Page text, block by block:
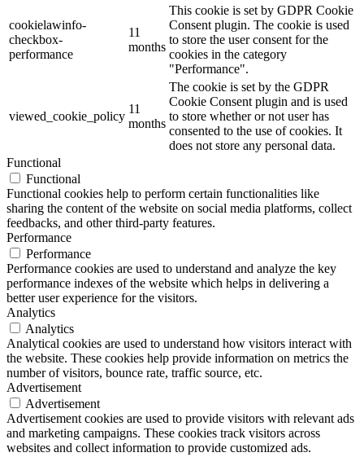
cookielawinfo-
checkbox-
performance
11
months
This cookie is set by GDPR Cookie
Consent plugin. The cookie is used
to store the user consent for the
cookies in the category
"Performance".
viewed_cookie_policy
11
months
The cookie is set by the GDPR
Cookie Consent plugin and is used
to store whether or not user has
consented to the use of cookies. It
does not store any personal data.
Functional
Functional
Functional cookies help to perform certain functionalities like
sharing the content of the website on social media platforms, collect
feedbacks, and other third-party features.
Performance
Performance
Performance cookies are used to understand and analyze the key
performance indexes of the website which helps in delivering a
better user experience for the visitors.
Analytics
Analytics
Analytical cookies are used to understand how visitors interact with
the website. These cookies help provide information on metrics the
number of visitors, bounce rate, traffic source, etc.
Advertisement
Advertisement
Advertisement cookies are used to provide visitors with relevant ads
and marketing campaigns. These cookies track visitors across
websites and collect information to provide customized ads.